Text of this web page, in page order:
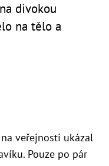
divokou
na tělo a
veřejnosti ukázal
Pouze po pár